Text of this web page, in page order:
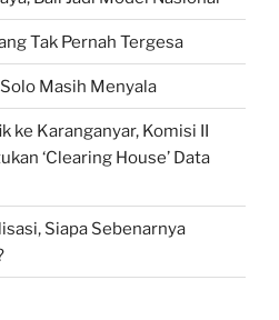
Tak Pernah Tergesa
Masih Menyala
ke Karanganyar, Komisi II
‘Clearing House’ Data
Siapa Sebenarnya